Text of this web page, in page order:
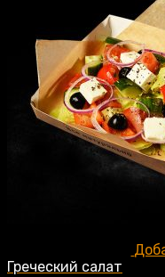
Греческий салат